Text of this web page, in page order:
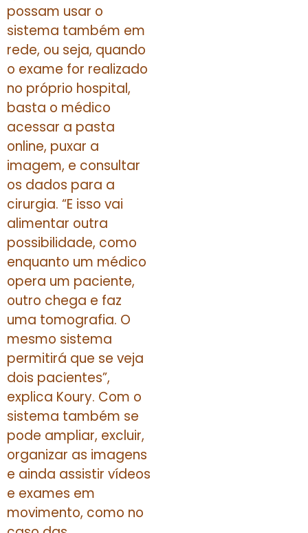
possam usar o
sistema também em
rede, ou seja, quando
o exame for realizado
no próprio hospital,
basta o médico
acessar a pasta
online, puxar a
imagem, e consultar
os dados para a
cirurgia. “E isso vai
alimentar outra
possibilidade, como
enquanto um médico
opera um paciente,
outro chega e faz
uma tomografia. O
mesmo sistema
permitirá que se veja
dois pacientes”,
explica Koury. Com o
sistema também se
pode ampliar, excluir,
organizar as imagens
e ainda assistir vídeos
e exames em
movimento, como no